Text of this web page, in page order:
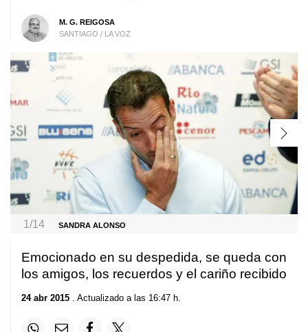
M. G. REIGOSA
SANTIAGO / LA VOZ
1/14 SANDRA ALONSO
Emocionado en su despedida, se queda con
los amigos, los recuerdos y el cariño recibido
24 abr 2015 . Actualizado a las 16:47 h.